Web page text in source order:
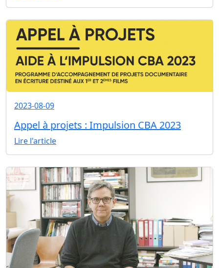
2023-08-09
Appel à projets : Impulsion CBA 2023
Lire l'article